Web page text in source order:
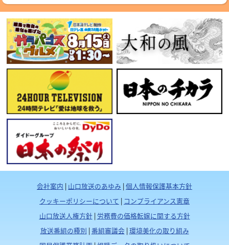
会社案内 | 山口放送のあゆみ |個人情報保護基本方針
クッキーポリシーについて | コンプライアンス憲章
山口放送人権方針| 労務費の価格転嫁に関する方針
放送番組の種別 |番組審議会|環境美化の取り組み